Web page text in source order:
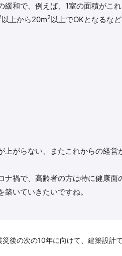
緩和で、例えば、1室の面積がこ
以上から20m2以上でOKとなるな
上がらない、またこれからの経
ナ禍で、高齢者の方は特に健康
築いていきたいですね。
災後の次の10年に向けて、建築設計